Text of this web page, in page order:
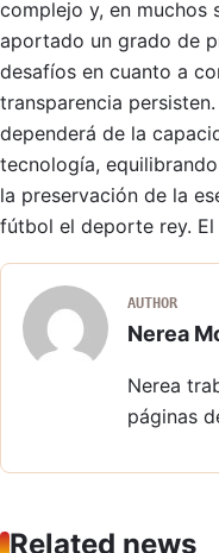
complejo y, en muchos
aportado un grado de
desafíos en cuanto a
transparencia
dependerá de la
tecnología,
la preservación de la
fútbol el deporte rey.
AUTHOR
Nerea
Nerea
páginas
Related news